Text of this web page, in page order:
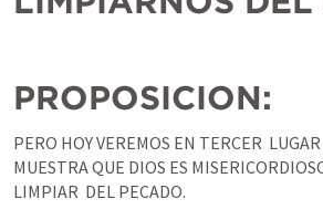
PROPOSICION:
PERO HOY VEREMOS EN TERCER
MUESTRA QUE DIOS ES
LIMPIAR  DEL PECADO.